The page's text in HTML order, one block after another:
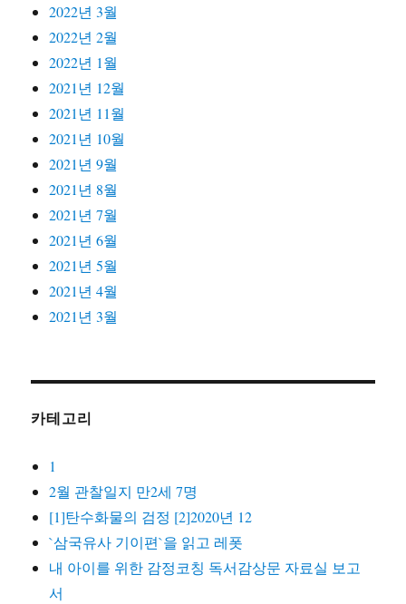
2022년 3월
2022년 2월
2022년 1월
2021년 12월
2021년 11월
2021년 10월
2021년 9월
2021년 8월
2021년 7월
2021년 6월
2021년 5월
2021년 4월
2021년 3월
카테고리
1
2월 관찰일지 만2세 7명
[1]탄수화물의 검정 [2]2020년 12
`삼국유사 기이편`을 읽고 레폿
내 아이를 위한 감정코칭 독서감상문 자료실 보고
서